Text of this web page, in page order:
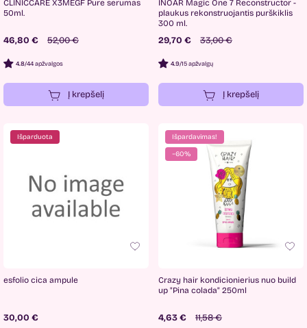
CLINICCARE X3MEGF Pure serumas
50ml.
46,80 € 52,00 €
4.8/44 apžvalgos
Į krepšelį
INOAR Magic One 7 Reconstructor -
plaukus rekonstruojantis purškiklis
300 ml.
29,70 € 33,00 €
4.9/15 apžvalgų
Į krepšelį
Išparduota
esfolio cica ampule
30,00 €
Išpardavimas!
−60%
Crazy hair kondicionierius nuo build
up "Pina colada" 250ml
4,63 € 11,58 €